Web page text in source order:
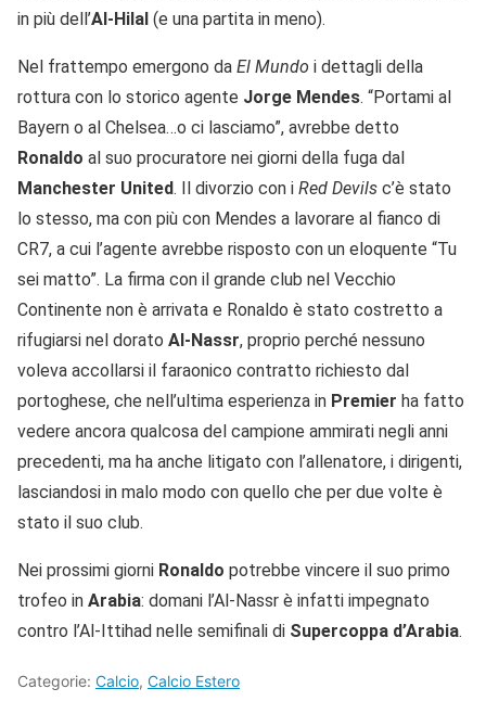
in più dell’Al-Hilal (e una partita in meno).
Nel frattempo emergono da El Mundo i dettagli della
rottura con lo storico agente Jorge Mendes. “Portami al
Bayern o al Chelsea…o ci lasciamo”, avrebbe detto
Ronaldo al suo procuratore nei giorni della fuga dal
Manchester United. Il divorzio con i Red Devils c’è stato
lo stesso, ma con più con Mendes a lavorare al fianco di
CR7, a cui l’agente avrebbe risposto con un eloquente “Tu
sei matto”. La firma con il grande club nel Vecchio
Continente non è arrivata e Ronaldo è stato costretto a
rifugiarsi nel dorato Al-Nassr, proprio perché nessuno
voleva accollarsi il faraonico contratto richiesto dal
portoghese, che nell’ultima esperienza in Premier ha fatto
vedere ancora qualcosa del campione ammirati negli anni
precedenti, ma ha anche litigato con l’allenatore, i dirigenti,
lasciandosi in malo modo con quello che per due volte è
stato il suo club.
Nei prossimi giorni Ronaldo potrebbe vincere il suo primo
trofeo in Arabia: domani l’Al-Nassr è infatti impegnato
contro l’Al-Ittihad nelle semifinali di Supercoppa d’Arabia.
Categorie: Calcio, Calcio Estero